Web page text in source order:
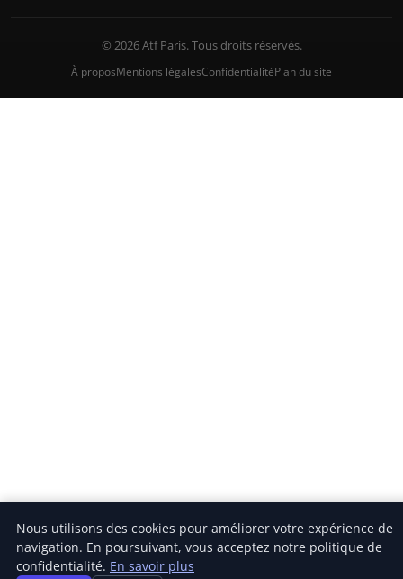
© 2026 Atf Paris. Tous droits réservés.
À proposMentions légalesConfidentialitéPlan du site
Nous utilisons des cookies pour améliorer votre expérience de
navigation. En poursuivant, vous acceptez notre politique de
confidentialité. En savoir plus